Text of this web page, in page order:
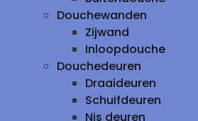
Douchewanden
Zijwand
Inloopdouche
Douchedeuren
Draaideuren
Schuifdeuren
Nis deuren